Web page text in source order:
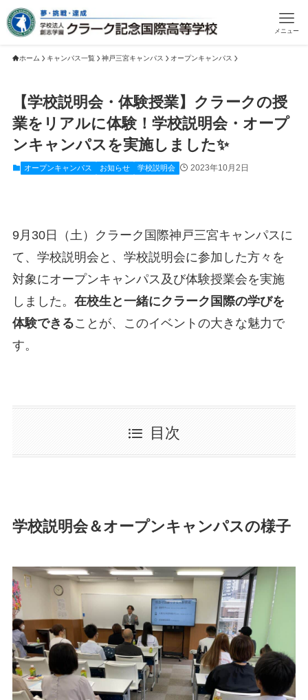
メニュー
ホーム キャンパス一覧 神戸三宮キャンパス オープンキャンパス
【学校説明会・体験授業】クラークの授
業をリアルに体験！学校説明会・オープ
ンキャンパスを実施しました✨
オープンキャンパス お知らせ 学校説明会 2023年10月2日
9月30日（土）クラーク国際神戸三宮キャンパスに
て、学校説明会と、学校説明会に参加した方々を
対象にオープンキャンパス及び体験授業会を実施
しました。 在校生と一緒にクラーク国際の学びを
体験できることが、このイベントの大きな魅力で
す。
目次
学校説明会＆オープンキャンパスの様子